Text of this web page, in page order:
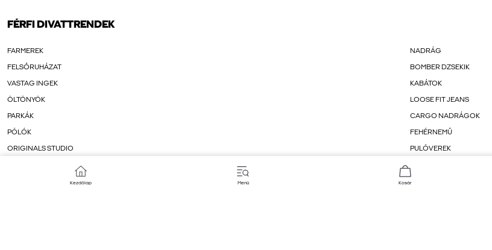
FÉRFI DIVATTRENDEK
FARMEREK NADRÁG
FELSŐRUHÁZAT BOMBER DZSEKIK
VASTAG INGEK KABÁTOK
ÖLTÖNYÖK LOOSE FIT JEANS
PARKÁK CARGO NADRÁGOK
PÓLÓK FEHÉRNEMŰ
ORIGINALS STUDIO PULÓVEREK
Kezdőlap Menü Kosár